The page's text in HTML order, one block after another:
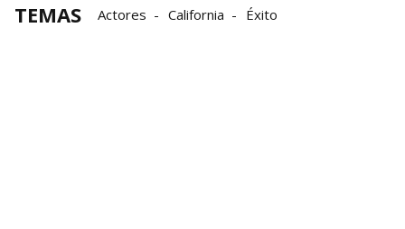
TEMAS Actores California Éxito